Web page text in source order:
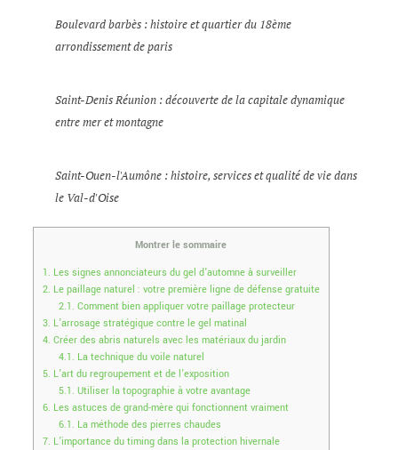
Boulevard barbès : histoire et quartier du 18ème
arrondissement de paris
Saint-Denis Réunion : découverte de la capitale dynamique
entre mer et montagne
Saint-Ouen-l'Aumône : histoire, services et qualité de vie dans
le Val-d'Oise
Montrer le sommaire
1. Les signes annonciateurs du gel d’automne à surveiller
2. Le paillage naturel : votre première ligne de défense gratuite
2.1. Comment bien appliquer votre paillage protecteur
3. L’arrosage stratégique contre le gel matinal
4. Créer des abris naturels avec les matériaux du jardin
4.1. La technique du voile naturel
5. L’art du regroupement et de l’exposition
5.1. Utiliser la topographie à votre avantage
6. Les astuces de grand-mère qui fonctionnent vraiment
6.1. La méthode des pierres chaudes
7. L’importance du timing dans la protection hivernale